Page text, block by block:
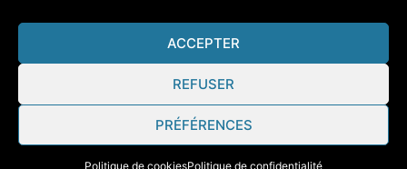
ACCEPTER
REFUSER
PRÉFÉRENCES
Politique de cookiesPolitique de confidentialité
© 2021 Fleurette-Florium – Une réalisation